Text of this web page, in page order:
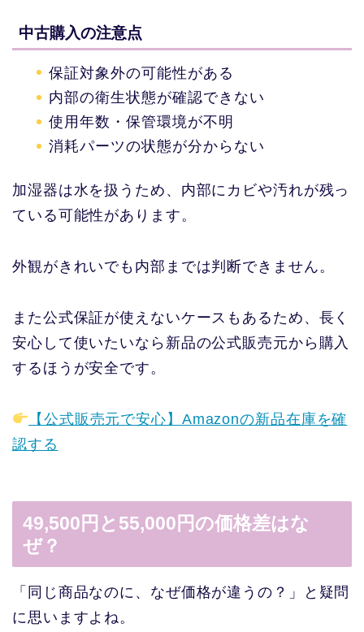
中古購入の注意点
保証対象外の可能性がある
内部の衛生状態が確認できない
使用年数・保管環境が不明
消耗パーツの状態が分からない
加湿器は水を扱うため、内部にカビや汚れが残っ
ている可能性があります。
外観がきれいでも内部までは判断できません。
また公式保証が使えないケースもあるため、長く
安心して使いたいなら新品の公式販売元から購入
するほうが安全です。
【公式販売元で安心】Amazonの新品在庫を確
認する
49,500円と55,000円の価格差はな
ぜ？
「同じ商品なのに、なぜ価格が違うの？」と疑問
に思いますよね。